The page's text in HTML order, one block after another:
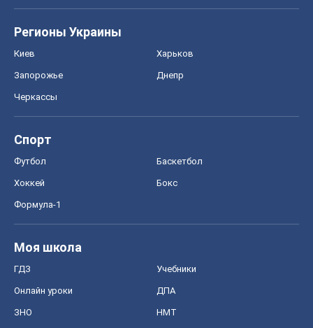
Регионы Украины
Киев Харьков
Запорожье Днепр
Черкассы
Спорт
Футбол Баскетбол
Хоккей Бокс
Формула-1
Моя школа
ГДЗ Учебники
Онлайн уроки ДПА
ЗНО НМТ